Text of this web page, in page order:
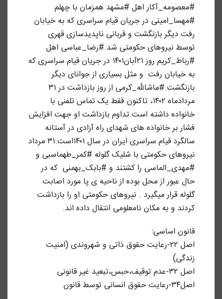
#معصومه_آکار اهل #مشهد همزمان با چهلم
#مهسا_امینی در جریان قیام سراسری که به خیابان
رفت دیگر بازنگشت و قربانی ناپدیدسازی قهری
توسط نیروهای حکومتی شد.#رضا_عباسی اهل
#رباط_کریم روز ۲۱آبان۱۴۰۱ در جریان قیام سراسری که
به خیابان رفت و مثل بسیاری از جوانای دیگر
بازنگشت.#ماشالله_کرمی از روز بازداشت در ۳۱
مردادماه ۱۴۰۲، تاکنون فقط یک تماس تلفنی با
خانواده داشته است.تداوم بازداشت او جهت افزایش
فشار بر خانواده های شهدای راه آزادی در آستانه
سالگرد قیام سراسری ایران در سال ۱۴۰۱است.۳۱ مرداد
نیروهای حکومتی با شلیک گلوله #کمر_طهماسبی⁩ و ‌
#مهدی_الماسی⁩ را کشتند و #بابک_بهمنی که در
حال عبور از محل بوده از ناحیه ی پا مورد اصابت
گلوله قرار میگیرد . نیروهای حکومتی او را بازداشت
کردند و به مکان نامعلومی انتقال داده اند.
قانون اساسی:
اصل ۲۲-رعایت حقوق ذاتی و شهروندی (امنیت
زندگی)
اصل ۳۲-عدم توقیف،حبس،تبعید غیر قانونی
اصل۳۴-رعایت حقوق انسانی توسط قانون